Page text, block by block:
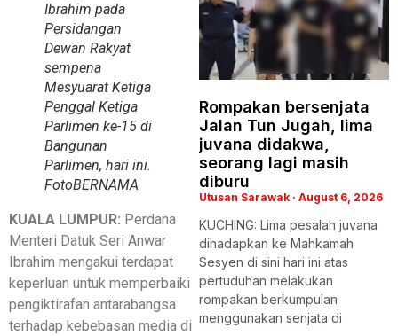
Ibrahim pada
Persidangan
Dewan Rakyat
sempena
Mesyuarat Ketiga
Penggal Ketiga
Parlimen ke-15 di
Bangunan
Parlimen, hari ini.
FotoBERNAMA
KUALA LUMPUR: Perdana
Menteri Datuk Seri Anwar
Ibrahim mengakui terdapat
keperluan untuk memperbaiki
pengiktirafan antarabangsa
terhadap kebebasan media di
Rompakan bersenjata
Jalan Tun Jugah, lima
juvana didakwa,
seorang lagi masih
diburu
Utusan Sarawak August 6, 2026
KUCHING: Lima pesalah juvana
dihadapkan ke Mahkamah
Sesyen di sini hari ini atas
pertuduhan melakukan
rompakan berkumpulan
menggunakan senjata di